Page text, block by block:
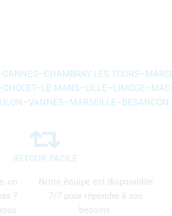
CANNES–CHAMBRAY LES TOURS–
CHOLET–LE MANS–LILLE–LIMOGE–
–VANNES–MARSEILLE–BESANCON
RETOUR FACILE
un
?
Notre équipe est disponnible
7/7 pour répondre à vos
besoins.